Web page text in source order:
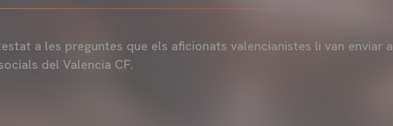
a les preguntes que els aficionats valencianistes li van enviar a
del Valencia CF.